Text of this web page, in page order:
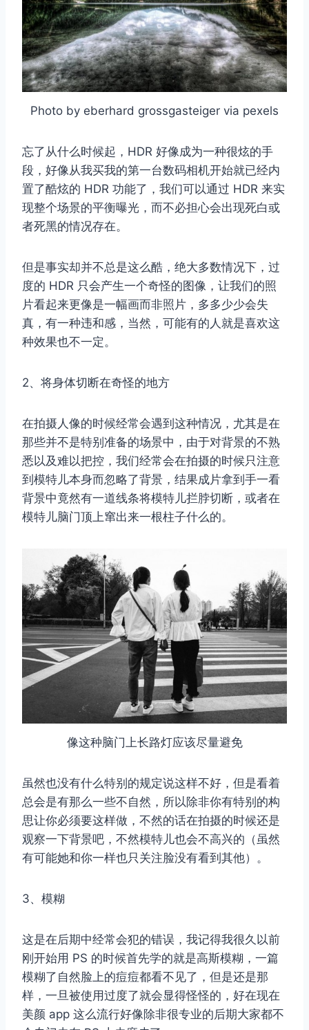
Photo by eberhard grossgasteiger via pexels
忘了从什么时候起，HDR 好像成为一种很炫的手
段，好像从我买我的第一台数码相机开始就已经内
置了酷炫的 HDR 功能了，我们可以通过 HDR 来实
现整个场景的平衡曝光，而不必担心会出现死白或
者死黑的情况存在。
但是事实却并不总是这么酷，绝大多数情况下，过
度的 HDR 只会产生一个奇怪的图像，让我们的照
片看起来更像是一幅画而非照片，多多少少会失
真，有一种违和感，当然，可能有的人就是喜欢这
种效果也不一定。
2、将身体切断在奇怪的地方
在拍摄人像的时候经常会遇到这种情况，尤其是在
那些并不是特别准备的场景中，由于对背景的不熟
悉以及难以把控，我们经常会在拍摄的时候只注意
到模特儿本身而忽略了背景，结果成片拿到手一看
背景中竟然有一道线条将模特儿拦脖切断，或者在
模特儿脑门顶上窜出来一根柱子什么的。
像这种脑门上长路灯应该尽量避免
虽然也没有什么特别的规定说这样不好，但是看着
总会是有那么一些不自然，所以除非你有特别的构
思让你必须要这样做，不然的话在拍摄的时候还是
观察一下背景吧，不然模特儿也会不高兴的（虽然
有可能她和你一样也只关注脸没有看到其他）。
3、模糊
这是在后期中经常会犯的错误，我记得我很久以前
刚开始用 PS 的时候首先学的就是高斯模糊，一篇
模糊了自然脸上的痘痘都看不见了，但是还是那
样，一旦被使用过度了就会显得怪怪的，好在现在
美颜 app 这么流行好像除非很专业的后期大家都不